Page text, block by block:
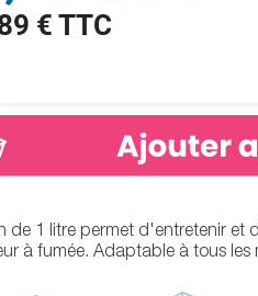
€ TTC
de 1 litre permet d'entretenir et
à fumée. Adaptable à tous les